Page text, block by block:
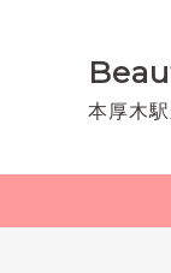
本厚木